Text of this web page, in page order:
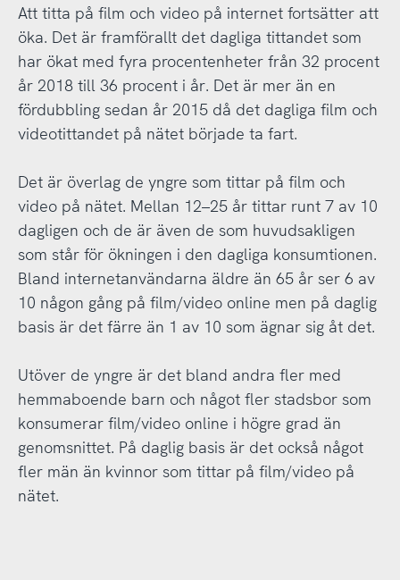
Att titta på film och video på internet fortsätter att
öka. Det är framförallt det dagliga tittandet som
har ökat med fyra procentenheter från 32 procent
år 2018 till 36 procent i år. Det är mer än en
fördubbling sedan år 2015 då det dagliga film och
videotittandet på nätet började ta fart.
Det är överlag de yngre som tittar på film och
video på nätet. Mellan 12–25 år tittar runt 7 av 10
dagligen och de är även de som huvudsakligen
som står för ökningen i den dagliga konsumtionen.
Bland internetanvändarna äldre än 65 år ser 6 av
10 någon gång på film/video online men på daglig
basis är det färre än 1 av 10 som ägnar sig åt det.
Utöver de yngre är det bland andra fler med
hemmaboende barn och något fler stadsbor som
konsumerar film/video online i högre grad än
genomsnittet. På daglig basis är det också något
fler män än kvinnor som tittar på film/video på
nätet.